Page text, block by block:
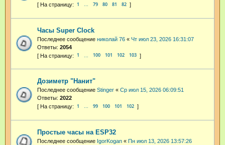
1 … 79 80 81 82
Часы Super Clock
Последнее сообщение николай 76 « Чт июл 23, 2026 16:31:07
Ответы: 2054
1 100 101 102 103
Дозиметр "Нанит"
Последнее сообщение Stinger « Ср июл 15, 2026 06:09:51
Ответы: 2022
1 … 99 100 101 102
Простые часы на ESP32
Последнее сообщение IgorKogan « Пн июл 13, 2026 13:57:26